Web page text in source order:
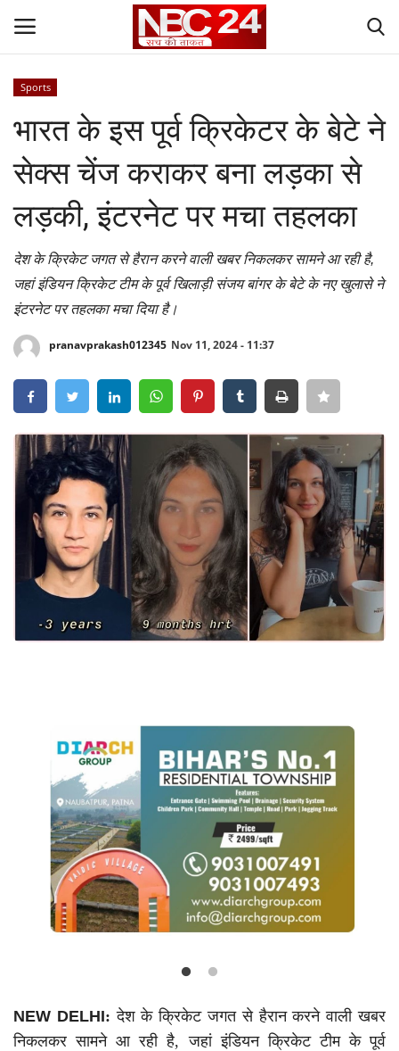
Contact
Gallery
National
World
State
Politics
Crime
Entertainment
Business
Sports
Lifestyle
Social – Viral
Weather
Language
Hindi Urdu English
Sports
भारत के इस पूर्व क्रिकेटर के बेटे ने
सेक्स चेंज कराकर बना लड़का से
लड़की, इंटरनेट पर मचा तहलका
देश के क्रिकेट जगत से हैरान करने वाली खबर निकलकर सामने आ रही है,
जहां इंडियन क्रिकेट टीम के पूर्व खिलाड़ी संजय बांगर के बेटे के नए खुलासे ने
इंटरनेट पर तहलका मचा दिया है।
pranavprakash012345 Nov 11, 2024 - 11:37
NEW DELHI: देश के क्रिकेट जगत से हैरान करने वाली खबर
निकलकर सामने आ रही है, जहां इंडियन क्रिकेट टीम के पूर्व